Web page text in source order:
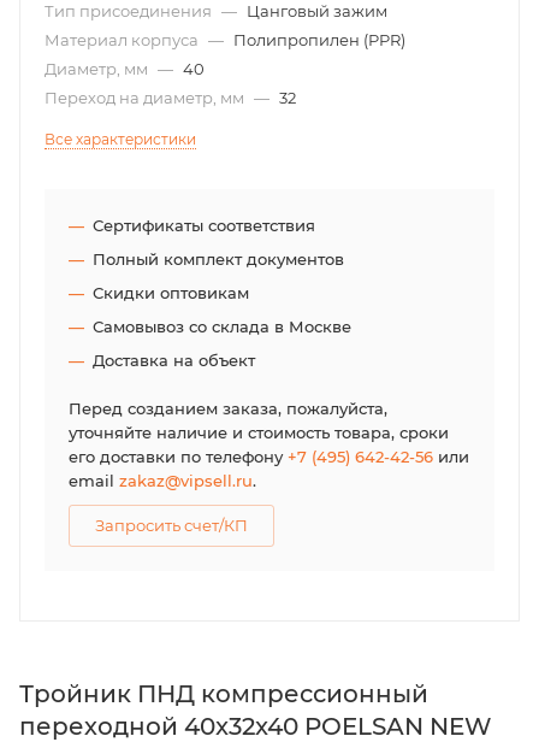
Тип присоединения — Цанговый зажим
Материал корпуса — Полипропилен (PPR)
Диаметр, мм — 40
Переход на диаметр, мм — 32
Все характеристики
Сертификаты соответствия
Полный комплект документов
Скидки оптовикам
Самовывоз со склада в Москве
Доставка на объект
Перед созданием заказа, пожалуйста,
уточняйте наличие и стоимость товара, сроки
его доставки по телефону+7 (495) 642-42-56 или
email zakaz@vipsell.ru.
Запросить счет/КП
Тройник ПНД компрессионный
переходной 40x32x40 POELSAN NEW